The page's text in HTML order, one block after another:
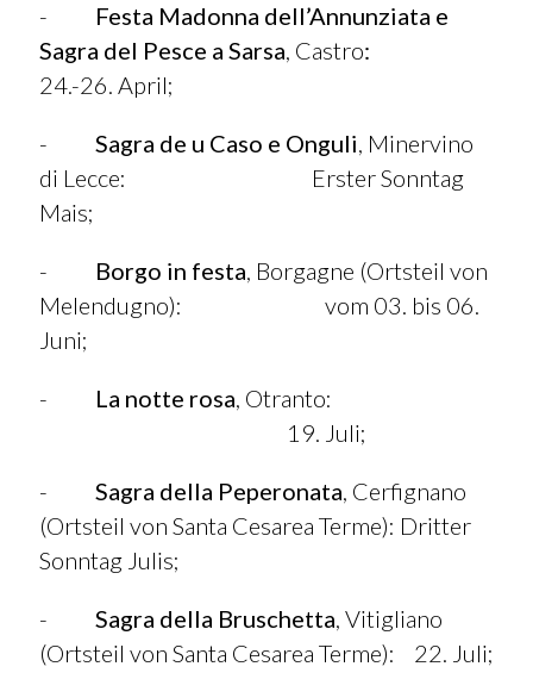
- Festa Madonna dell’Annunziata e
Sagra del Pesce a Sarsa, Castro:
24.-26. April;
- Sagra de u Caso e Onguli, Minervino
di Lecce: Erster Sonntag
Mais;
- Borgo in festa, Borgagne (Ortsteil von
Melendugno): vom 03. bis 06.
Juni;
- La notte rosa, Otranto:
19. Juli;
- Sagra della Peperonata, Cerfignano
(Ortsteil von Santa Cesarea Terme): Dritter
Sonntag Julis;
- Sagra della Bruschetta, Vitigliano
(Ortsteil von Santa Cesarea Terme): 22. Juli;